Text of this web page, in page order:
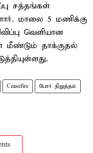
சத்தங்கள்
மாலை 5 மணிக்கு
வெளியான
மீண்டும் தாக்குதல்
Ceasefire போர் நிறுத்தம்